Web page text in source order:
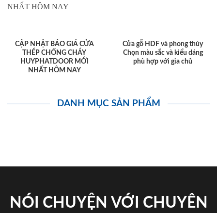
CẬP NHẬT BÁO GIÁ CỬA
THÉP CHỐNG CHÁY
HUYPHATDOOR MỚI
NHẤT HÔM NAY
Cửa gỗ HDF và phong thủy
Chọn màu sắc và kiểu dáng
phù hợp với gia chủ
DANH MỤC SẢN PHẨM
NÓI CHUYỆN VỚI CHUYÊN